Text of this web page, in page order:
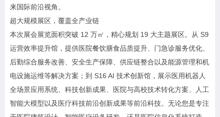
来国际前沿视角。
超大规模展区，覆盖全产业链
本次展会展览面积突破 12 万㎡，精心规划 19 大主题展区。从 S9
运营效率提升馆，提供医院餐饮膳食品质提升、门急诊服务优化、
后勤综合服务改善、安全生产保障、供应链整合以及能源管理和机
电设施运维等解决方案；到 S16 AI 技术创新馆，展示医用机器人
全场景应用系统、科技创新成果、医院与高校技术转化方案、人工
智能大模型以及医疗科技前沿创新成果等前沿科技。无论您是专注